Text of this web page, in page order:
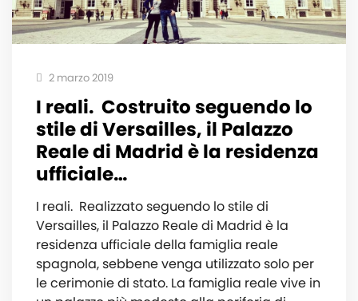
2 marzo 2019
I reali.⁣ ⁣ Costruito seguendo lo
stile di Versailles, il Palazzo
Reale di Madrid è la residenza
ufficiale…
I reali.⁣ ⁣ Realizzato seguendo lo stile di
Versailles, il Palazzo Reale di Madrid è la
residenza ufficiale della famiglia reale
spagnola, sebbene venga utilizzato solo per
le cerimonie di stato. La famiglia reale vive in